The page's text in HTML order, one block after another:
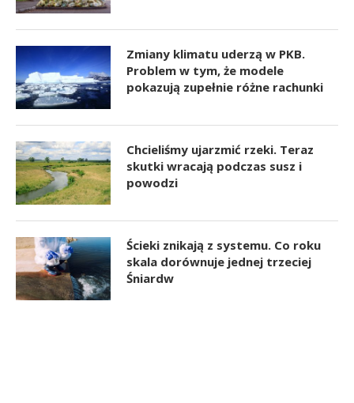
Zmiany klimatu uderzą w PKB.
Problem w tym, że modele
pokazują zupełnie różne rachunki
Chcieliśmy ujarzmić rzeki. Teraz
skutki wracają podczas susz i
powodzi
Ścieki znikają z systemu. Co roku
skala dorównuje jednej trzeciej
Śniardw